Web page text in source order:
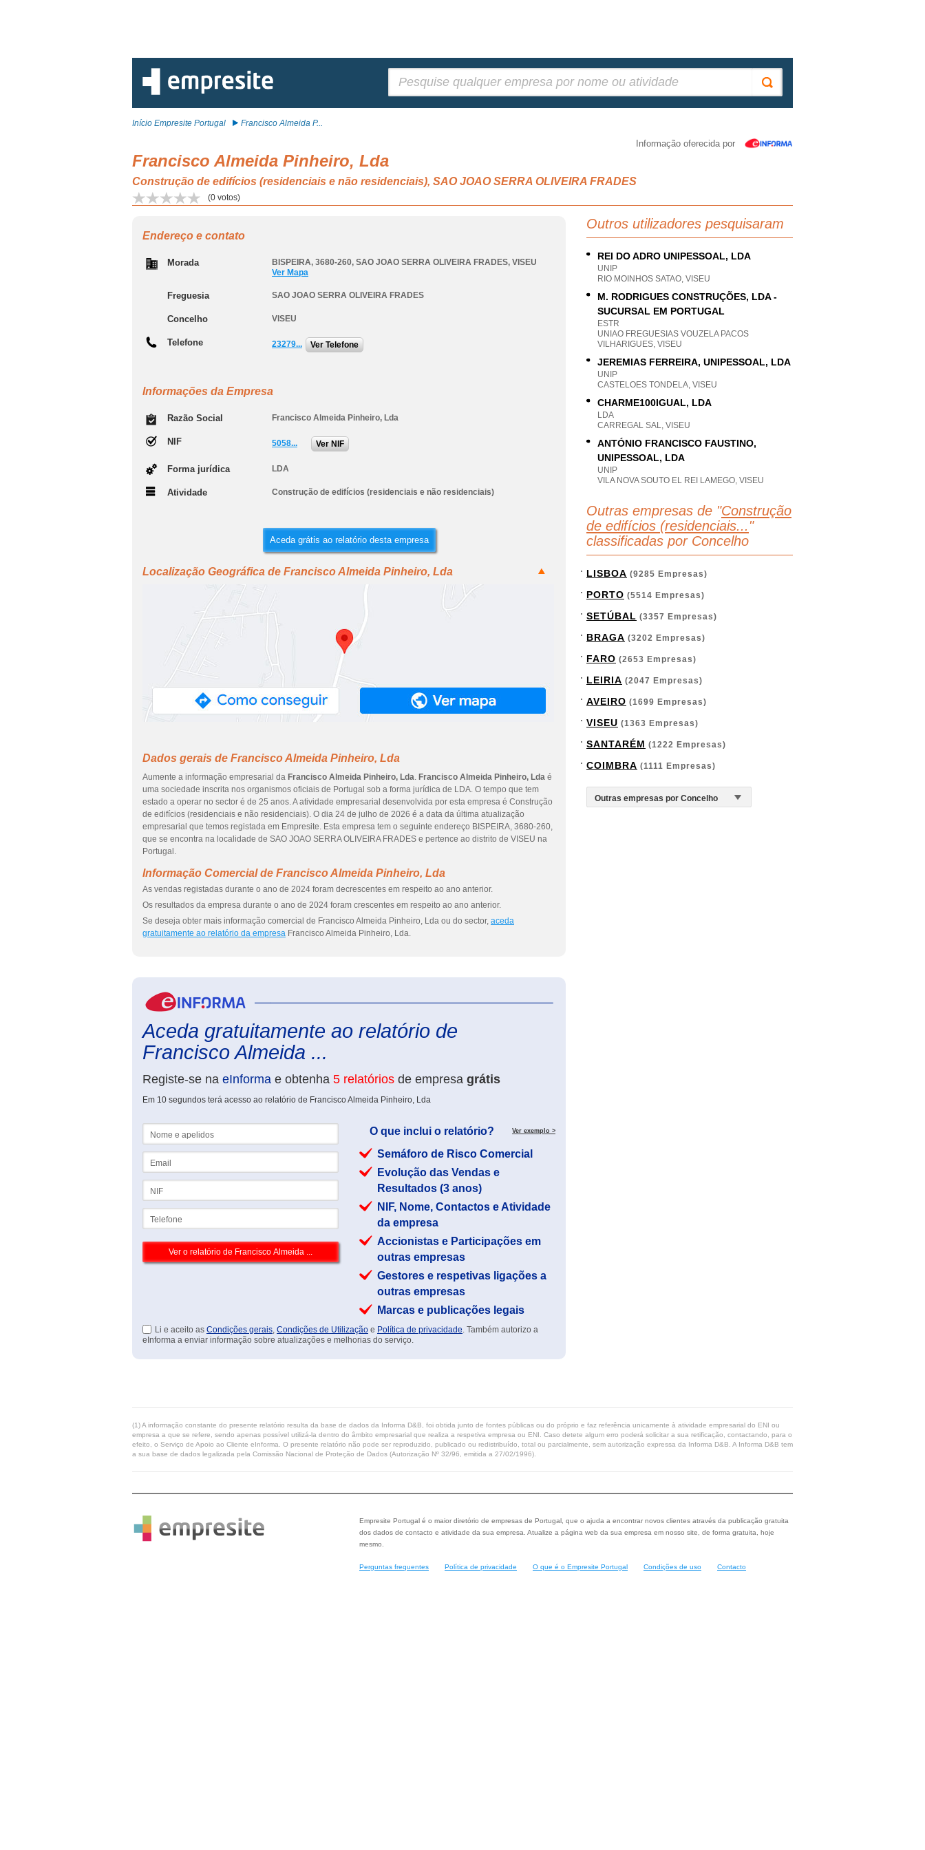
Início Empresite Portugal Francisco Almeida P...
Informação oferecida por
Francisco Almeida Pinheiro, Lda
Construção de edifícios (residenciais e não residenciais), SAO JOAO SERRA OLIVEIRA FRADES
(0 votos)
Endereço e contato
Morada BISPEIRA, 3680-260, SAO JOAO SERRA OLIVEIRA FRADES, VISEU
Ver Mapa
Freguesia SAO JOAO SERRA OLIVEIRA FRADES
Concelho VISEU
Telefone 23279... Ver Telefone
Informações da Empresa
Razão Social Francisco Almeida Pinheiro, Lda
NIF 5058... Ver NIF
Forma jurídica LDA
Atividade Construção de edifícios (residenciais e não residenciais)
Aceda grátis ao relatório desta empresa
Localização Geográfica de Francisco Almeida Pinheiro, Lda
Dados gerais de Francisco Almeida Pinheiro, Lda
Aumente a informação empresarial da Francisco Almeida Pinheiro, Lda. Francisco Almeida Pinheiro, Lda é
uma sociedade inscrita nos organismos oficiais de Portugal sob a forma jurídica de LDA. O tempo que tem
estado a operar no sector é de 25 anos. A atividade empresarial desenvolvida por esta empresa é Construção
de edifícios (residenciais e não residenciais). O dia 24 de julho de 2026 é a data da última atualização
empresarial que temos registada em Empresite. Esta empresa tem o seguinte endereço BISPEIRA, 3680-260,
que se encontra na localidade de SAO JOAO SERRA OLIVEIRA FRADES e pertence ao distrito de VISEU na
Portugal.
Informação Comercial de Francisco Almeida Pinheiro, Lda
As vendas registadas durante o ano de 2024 foram decrescentes em respeito ao ano anterior.
Os resultados da empresa durante o ano de 2024 foram crescentes em respeito ao ano anterior.
Se deseja obter mais informação comercial de Francisco Almeida Pinheiro, Lda ou do sector, aceda
gratuitamente ao relatório da empresa Francisco Almeida Pinheiro, Lda.
Aceda gratuitamente ao relatório de
Francisco Almeida ...
Registe-se na eInforma e obtenha 5 relatórios de empresa grátis
Em 10 segundos terá acesso ao relatório de Francisco Almeida Pinheiro, Lda
O que inclui o relatório? Ver exemplo >
Semáforo de Risco Comercial
Evolução das Vendas e
Resultados (3 anos)
NIF, Nome, Contactos e Atividade
da empresa
Accionistas e Participações em
outras empresas
Gestores e respetivas ligações a
outras empresas
Marcas e publicações legais
Li e aceito as Condições gerais, Condições de Utilização e Política de privacidade. Também autorizo a
eInforma a enviar informação sobre atualizações e melhorias do serviço.
Outros utilizadores pesquisaram
REI DO ADRO UNIPESSOAL, LDA
UNIP
RIO MOINHOS SATAO, VISEU
M. RODRIGUES CONSTRUÇÕES, LDA -
SUCURSAL EM PORTUGAL
ESTR
UNIAO FREGUESIAS VOUZELA PACOS
VILHARIGUES, VISEU
JEREMIAS FERREIRA, UNIPESSOAL, LDA
UNIP
CASTELOES TONDELA, VISEU
CHARME100IGUAL, LDA
LDA
CARREGAL SAL, VISEU
ANTÓNIO FRANCISCO FAUSTINO,
UNIPESSOAL, LDA
UNIP
VILA NOVA SOUTO EL REI LAMEGO, VISEU
Outras empresas de "Construção
de edifícios (residenciais... "
classificadas por Concelho
LISBOA (9285 Empresas)
PORTO (5514 Empresas)
SETÚBAL (3357 Empresas)
BRAGA (3202 Empresas)
FARO (2653 Empresas)
LEIRIA (2047 Empresas)
AVEIRO (1699 Empresas)
VISEU (1363 Empresas)
SANTARÉM (1222 Empresas)
COIMBRA (1111 Empresas)
(1) A informação constante do presente relatório resulta da base de dados da Informa D&B, foi obtida junto de fontes públicas ou do próprio e faz referência unicamente à atividade empresarial do ENI ou
empresa a que se refere, sendo apenas possível utilizá-la dentro do âmbito empresarial que realiza a respetiva empresa ou ENI. Caso detete algum erro poderá solicitar a sua retificação, contactando, para o
efeito, o Serviço de Apoio ao Cliente eInforma. O presente relatório não pode ser reproduzido, publicado ou redistribuído, total ou parcialmente, sem autorização expressa da Informa D&B. A Informa D&B tem
a sua base de dados legalizada pela Comissão Nacional de Proteção de Dados (Autorização Nº 32/96, emitida a 27/02/1996).
Empresite Portugal é o maior diretório de empresas de Portugal, que o ajuda a encontrar novos clientes através da publicação gratuita
dos dados de contacto e atividade da sua empresa. Atualize a página web da sua empresa em nosso site, de forma gratuita, hoje
mesmo.
Perguntas frequentes Política de privacidade O que é o Empresite Portugal Condições de uso Contacto